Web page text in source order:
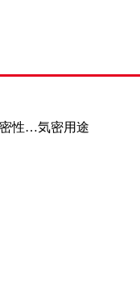
性…気密用途